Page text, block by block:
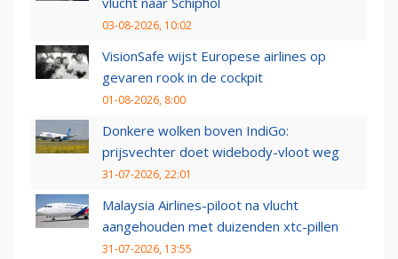
03-08-2026, 10:02
VisionSafe wijst Europese airlines op
gevaren rook in de cockpit
01-08-2026, 8:00
Donkere wolken boven IndiGo:
prijsvechter doet widebody-vloot weg
31-07-2026, 22:01
Malaysia Airlines-piloot na vlucht
aangehouden met duizenden xtc-pillen
31-07-2026, 13:55